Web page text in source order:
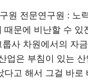
원 전문연구원 : 노
때문에 비난할 수 있
사 차원에서의 자
업은 부침이 있는
다고 해서 그걸 바로